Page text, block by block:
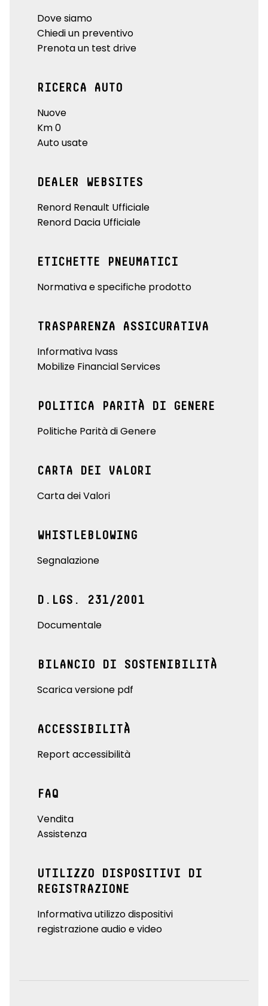
Dove siamo
Chiedi un preventivo
Prenota un test drive
RICERCA AUTO
Nuove
Km 0
Auto usate
DEALER WEBSITES
Renord Renault Ufficiale
Renord Dacia Ufficiale
ETICHETTE PNEUMATICI
Normativa e specifiche prodotto
TRASPARENZA ASSICURATIVA
Informativa Ivass
Mobilize Financial Services
POLITICA PARITÀ DI GENERE
Politiche Parità di Genere
CARTA DEI VALORI
Carta dei Valori
WHISTLEBLOWING
Segnalazione
D.LGS. 231/2001
Documentale
BILANCIO DI SOSTENIBILITÀ
Scarica versione pdf
ACCESSIBILITÀ
Report accessibilità
FAQ
Vendita
Assistenza
UTILIZZO DISPOSITIVI DI
REGISTRAZIONE
Informativa utilizzo dispositivi
registrazione audio e video